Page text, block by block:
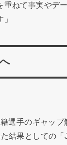
ねて事実やデ
選手のギャップ
結果としての